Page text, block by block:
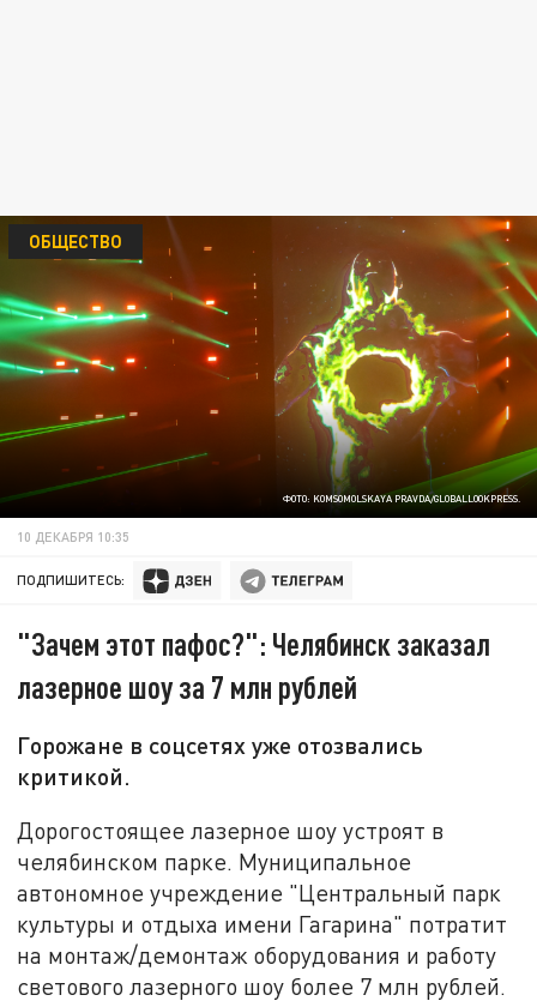
ФОТО: KOMSOMOLSKAYA PRAVDA/GLOBALLOOKPRESS.
ОБЩЕСТВО
10 ДЕКАБРЯ 10:35
ПОДПИШИТЕСЬ:
"Зачем этот пафос?": Челябинск заказал
лазерное шоу за 7 млн рублей
Горожане в соцсетях уже отозвались
критикой.
Дорогостоящее лазерное шоу устроят в
челябинском парке. Муниципальное
автономное учреждение "Центральный парк
культуры и отдыха имени Гагарина" потратит
на монтаж/демонтаж оборудования и работу
светового лазерного шоу более 7 млн рублей.